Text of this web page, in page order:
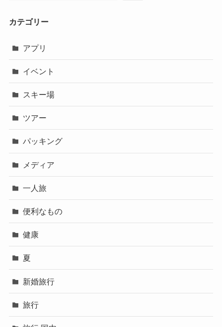
カテゴリー
アプリ
イベント
スキー場
ツアー
パッキング
メディア
一人旅
便利なもの
健康
夏
新婚旅行
旅行